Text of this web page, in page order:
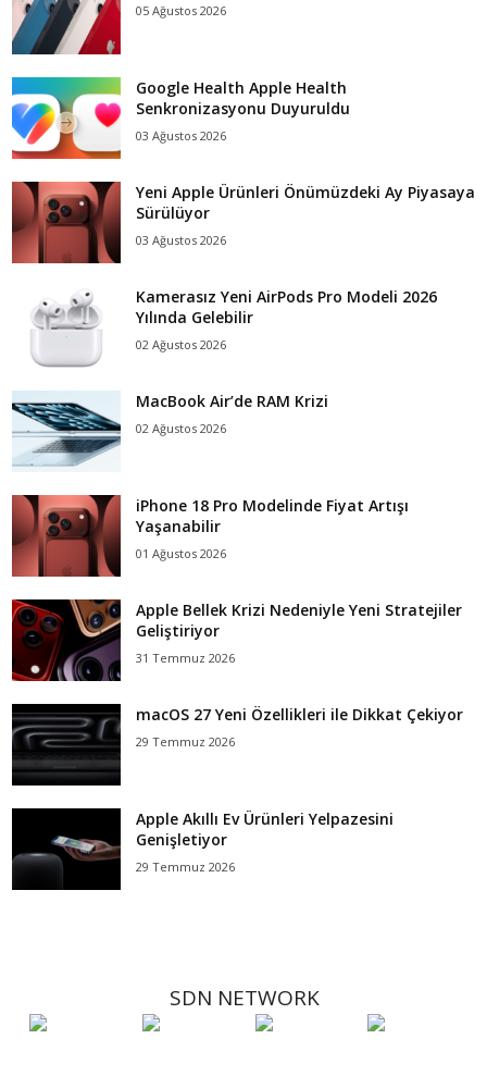
05 Ağustos 2026
Google Health Apple Health
Senkronizasyonu Duyuruldu
03 Ağustos 2026
Yeni Apple Ürünleri Önümüzdeki Ay Piyasaya
Sürülüyor
03 Ağustos 2026
Kamerasız Yeni AirPods Pro Modeli 2026
Yılında Gelebilir
02 Ağustos 2026
MacBook Air’de RAM Krizi
02 Ağustos 2026
iPhone 18 Pro Modelinde Fiyat Artışı
Yaşanabilir
01 Ağustos 2026
Apple Bellek Krizi Nedeniyle Yeni Stratejiler
Geliştiriyor
31 Temmuz 2026
macOS 27 Yeni Özellikleri ile Dikkat Çekiyor
29 Temmuz 2026
Apple Akıllı Ev Ürünleri Yelpazesini
Genişletiyor
29 Temmuz 2026
SDN NETWORK